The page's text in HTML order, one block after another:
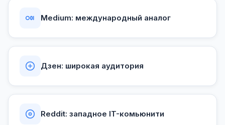
Medium: международный аналог
Дзен: широкая аудитория
Reddit: западное IT-комьюнити